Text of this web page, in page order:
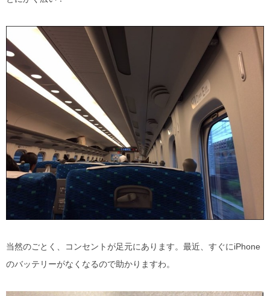
当然のごとく、コンセントが足元にあります。最近、すぐにiPhone
のバッテリーがなくなるので助かりますわ。